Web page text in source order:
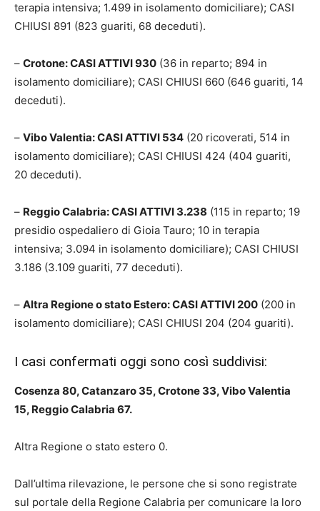
terapia intensiva; 1.499 in isolamento domiciliare); CASI
CHIUSI 891 (823 guariti, 68 deceduti).
– Crotone: CASI ATTIVI 930 (36 in reparto; 894 in
isolamento domiciliare); CASI CHIUSI 660 (646 guariti, 14
deceduti).
– Vibo Valentia: CASI ATTIVI 534 (20 ricoverati, 514 in
isolamento domiciliare); CASI CHIUSI 424 (404 guariti,
20 deceduti).
– Reggio Calabria: CASI ATTIVI 3.238 (115 in reparto; 19
presidio ospedaliero di Gioia Tauro; 10 in terapia
intensiva; 3.094 in isolamento domiciliare); CASI CHIUSI
3.186 (3.109 guariti, 77 deceduti).
– Altra Regione o stato Estero: CASI ATTIVI 200 (200 in
isolamento domiciliare); CASI CHIUSI 204 (204 guariti).
I casi confermati oggi sono così suddivisi:
Cosenza 80, Catanzaro 35, Crotone 33, Vibo Valentia
15, Reggio Calabria 67.
Altra Regione o stato estero 0.
Dall’ultima rilevazione, le persone che si sono registrate
sul portale della Regione Calabria per comunicare la loro